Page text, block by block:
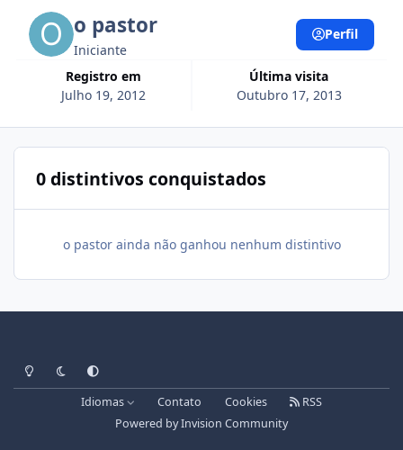
o pastor
Iniciante
Registro em
Julho 19, 2012
Última visita
Outubro 17, 2013
Perfil
0 distintivos conquistados
o pastor ainda não ganhou nenhum distintivo
Light ModeDark ModeSystem Preference
Idiomas Contato Cookies
RSS
Powered byInvision Community